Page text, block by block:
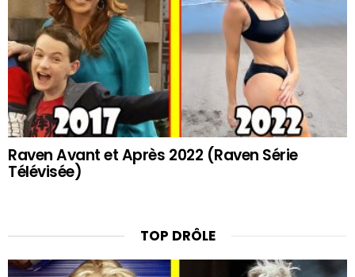
Raven Avant et Après 2022 (Raven Série
Télévisée)
TOP DRÔLE